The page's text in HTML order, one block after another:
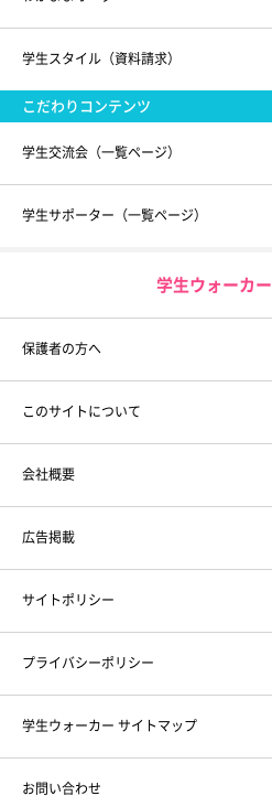
学生スタイル（資料請求）
こだわりコンテンツ
学生交流会（一覧ページ）
学生サポーター（一覧ページ）
学生ウォーカー
保護者の方へ
このサイトについて
会社概要
広告掲載
サイトポリシー
プライバシーポリシー
学生ウォーカー サイトマップ
お問い合わせ